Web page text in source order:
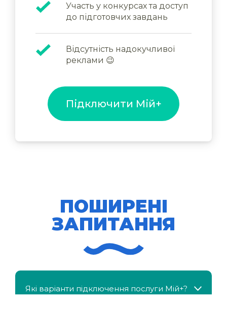
Участь у конкурсах та доступ
до підготовчих завдань
Відсутність надокучливої
реклами 😉
Підключити Мій+
ПОШИРЕНІ
ЗАПИТАННЯ
Які варіанти підключення послуги Мій+?